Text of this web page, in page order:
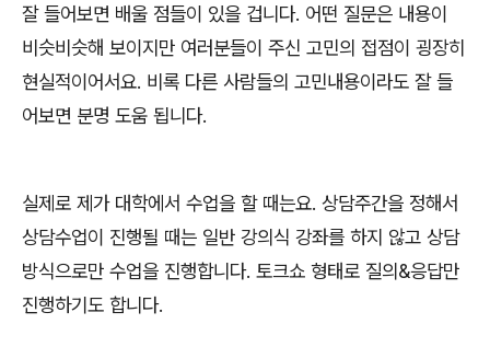
잘 들어보면 배울 점들이 있을 겁니다. 어떤 질문은 내용이
비슷비슷해 보이지만 여러분들이 주신 고민의 접점이 굉장히
현실적이어서요. 비록 다른 사람들의 고민내용이라도 잘 들
어보면 분명 도움 됩니다.
실제로 제가 대학에서 수업을 할 때는요. 상담주간을 정해서
상담수업이 진행될 때는 일반 강의식 강좌를 하지 않고 상담
방식으로만 수업을 진행합니다. 토크쇼 형태로 질의&응답만
진행하기도 합니다.